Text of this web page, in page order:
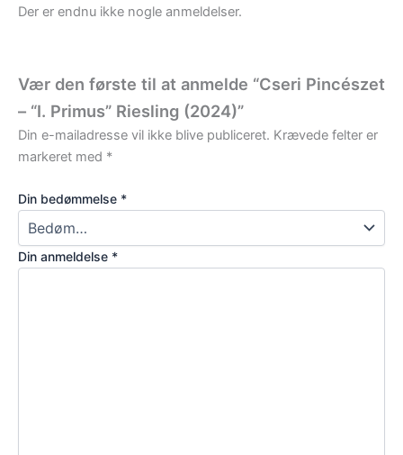
Der er endnu ikke nogle anmeldelser.
Vær den første til at anmelde “Cseri Pincészet
– “I. Primus” Riesling (2024)”
Din e-mailadresse vil ikke blive publiceret. Krævede felter er
markeret med *
Din bedømmelse *
Din anmeldelse *